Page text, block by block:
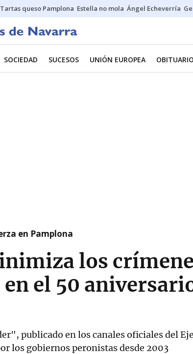
Tartas queso Pamplona Estella no mola Ángel Echeverría
SOCIEDAD SUCESOS UNIÓN EUROPEA
en Pamplona
los
el 50
publicado en los canales oficiales del
los gobiernos peronistas desde 2003